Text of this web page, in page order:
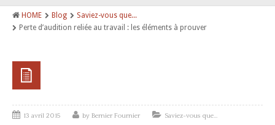
IVAC – Indemnisation des victimes d’actes criminels
Me Christian Tourigny
Bernier Fournier Avocats
HOME Blog
Saviez-vous que...
Perte d’audition reliée au travail : les éléments à prouver
13 avril 2015 by Bernier Fournier Saviez-vous que...